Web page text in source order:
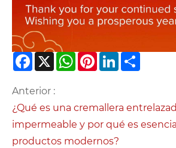
Facebook
X WhatsApp
Pinterest
LinkedIn
Anterior :
¿Qué es una cremallera
impermeable y por qué es
productos modernos?